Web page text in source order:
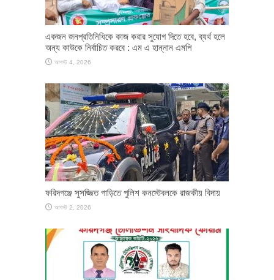
একজন জনপ্রতিনিধিকে কাজ করার সুযোগ দিতে হবে, ব্যর্থ হলে
অন্য কাউকে নির্বাচিত করবে : এম এ হান্নান এমপি
আগস্ট 4, 2026
ফরিদগঞ্জে সুসজ্জিত গাড়িতে পুলিশ কনস্টেবলকে রাজকীয় বিদায়
আগস্ট 2, 2026